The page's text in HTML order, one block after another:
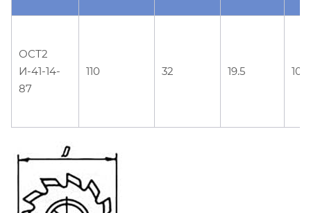
ОСТ2
И-41-14-
87
110 32 19.5 10